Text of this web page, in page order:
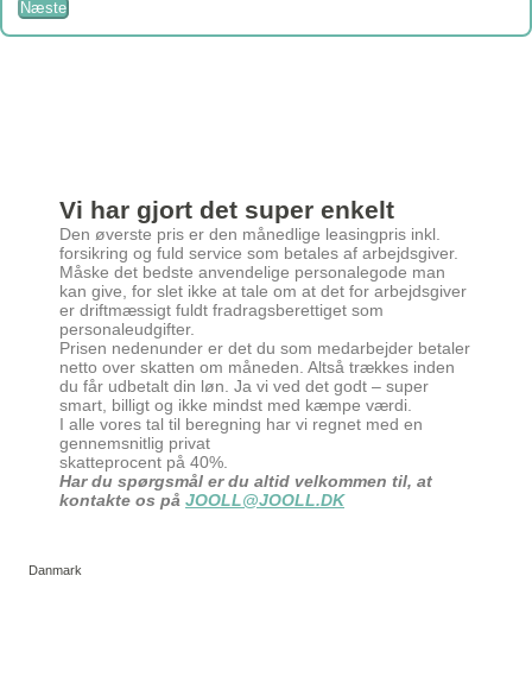
Næste
Vi har gjort det super enkelt
Den øverste pris er den månedlige leasingpris inkl.
forsikring og fuld service som betales af arbejdsgiver.
Måske det bedste anvendelige personalegode man
kan give, for slet ikke at tale om at det for arbejdsgiver
er driftmæssigt fuldt fradragsberettiget som
personaleudgifter.
Prisen nedenunder er det du som medarbejder betaler
netto over skatten om måneden. Altså trækkes inden
du får udbetalt din løn. Ja vi ved det godt – super
smart, billigt og ikke mindst med kæmpe værdi.
I alle vores tal til beregning har vi regnet med en
gennemsnitlig privat
skatteprocent på 40%.
Har du spørgsmål er du altid velkommen til, at
kontakte os på JOOLL@JOOLL.DK